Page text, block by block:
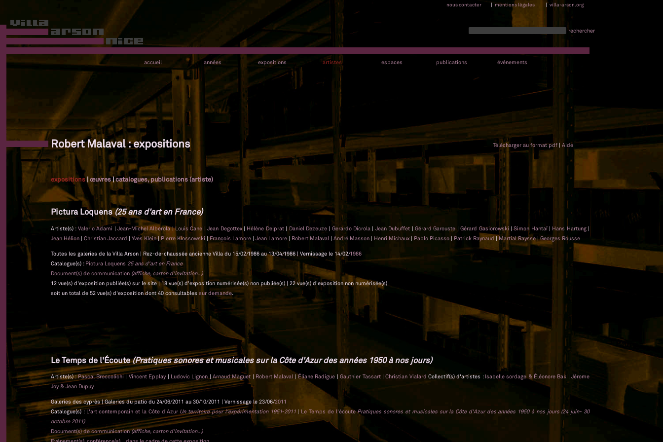
nous contacter | mentions légales | villa-arson.org
rechercher
accueil années expositions artistes espaces publications événements
Robert Malaval : expositions Télécharger au format pdf | Aide
expositions|œuvres|catalogues, publications (artiste)
Pictura Loquens(25 ans d'art en France)
Artiste(s) : Valerio Adami | Jean-Michel Alberola|Louis Cane |Jean Degottex | Hélène Delprat |Daniel Dezeuze | Gerardo Dicrola | Jean Dubuffet |Gérard Garouste |Gérard Gasiorowski |Simon Hantaï | Hans Hartung |
Jean Hélion | Christian Jaccard | Yves Klein| Pierre Klossowski |François Lamore | Jean Lamore | Robert Malaval | André Masson | Henri Michaux | Pablo Picasso | Patrick Raynaud | Martial Raysse|Georges Rousse
Toutes les galeries de la Villa Arson | Rez-de-chaussée ancienne Villa du 15/02/1986 au 13/04/1986 | Vernissage le 14/02/1986
Catalogue(s) : Pictura Loquens 25 ans d'art en France
Document(s) de communication (affiche, carton d'invitation...)
12 vue(s) d'exposition publiée(s) sur le site | 18 vue(s) d'exposition numérisée(s) non publiée(s) | 22 vue(s) d'exposition non numérisée(s)
soit un total de 52 vue(s) d'exposition dont 40 consultables sur demande.
Le Temps de l'Écoute(Pratiques sonores et musicales sur la Côte d'Azur des années 1950 à nos jours)
Artiste(s) :Pascal Broccolichi| Vincent Epplay | Ludovic Lignon |Arnaud Maguet | Robert Malaval |Éliane Radigue |Gauthier Tassart |Christian Vialard Collectif(s) d'artistes : Isabelle sordage & Éléonore Bak |Jérome
Joy & Jean Dupuy
Galeries des cyprès | Galeries du patio du 24/06/2011 au 30/10/2011 | Vernissage le 23/06/2011
Catalogue(s) : L'art contemporain et la Côte d'Azur Un territoire pour l'expérimentation 1951-2011| Le Temps de l'écoutePratiques sonores et musicales sur la Côte d'Azur des années 1950 à nos jours (24 juin- 30
octobre 2011)
Document(s) de communication(affiche, carton d'invitation...)